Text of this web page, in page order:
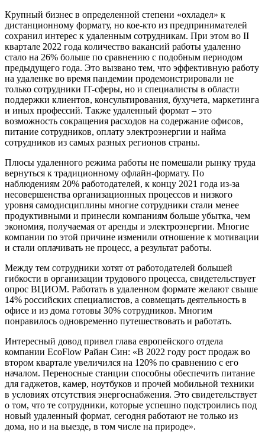
Крупный бизнес в определенной степени «охладел» к
дистанционному формату, но кое-кто из предпринимателей
сохранил интерес к удаленным сотрудникам. При этом во II
квартале 2022 года количество вакансий работы удаленно
стало на 26% больше по сравнению с подобным периодом
предыдущего года. Это вызвано тем, что эффективную работу
на удаленке во время пандемии продемонстрировали не
только сотрудники IT-сферы, но и специалисты в области
поддержки клиентов, консультирования, бухучета, маркетинга
и иных профессий. Также удаленный формат – это
возможность сокращения расходов на содержание офисов,
питание сотрудников, оплату электроэнергии и найма
сотрудников из самых разных регионов страны.
Плюсы удаленного режима работы не помешали рынку труда
вернуться к традиционному офлайн-формату. По
наблюдениям 20% работодателей, к концу 2021 года из-за
несовершенства организационных процессов и низкого
уровня самодисциплины многие сотрудники стали менее
продуктивными и принесли компаниям больше убытка, чем
экономия, получаемая от аренды и электроэнергии. Многие
компании по этой причине изменили отношение к мотивации
и стали оплачивать не процесс, а результат работы.
Между тем сотрудники хотят от работодателей большей
гибкости в организации трудового процесса, свидетельствует
опрос ВЦИОМ. Работать в удаленном формате желают свыше
14% российских специалистов, а совмещать деятельность в
офисе и из дома готовы 30% сотрудников. Многим
понравилось одновременно путешествовать и работать.
Интересный довод привел глава европейского отдела
компании EcoFlow Райан Син: «В 2022 году рост продаж во
втором квартале увеличился на 120% по сравнению с его
началом. Переносные станции способны обеспечить питание
для гаджетов, камер, ноутбуков и прочей мобильной техники
в условиях отсутствия энергоснабжения. Это свидетельствует
о том, что те сотрудники, которые успешно подстроились под
новый удаленный формат, сегодня работают не только из
дома, но и на выезде, в том числе на природе».